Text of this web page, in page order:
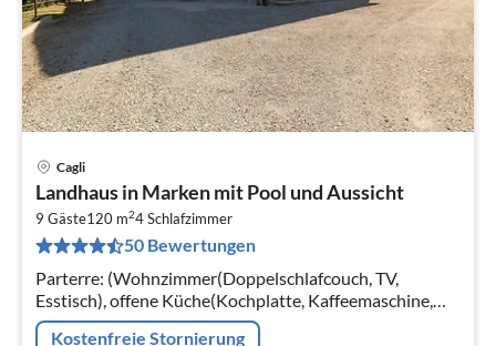
Cagli
Landhaus in Marken mit Pool und Aussicht
9 Gäste120 m24Schlafzimmer
50 Bewertungen
Parterre: (Wohnzimmer(Doppelschlafcouch, TV,
Esstisch), offene Küche(Kochplatte, Kaffeemaschine,
Backofen, Kühl-/Gefrierkombination),
Kostenfreie Stornierung